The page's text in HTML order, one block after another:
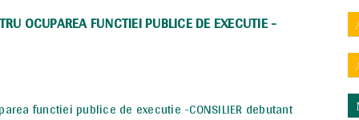
OCUPAREA FUNCTIEI PUBLICE DE EXECUTIE -
functiei publice de executie -CONSILIER debutant